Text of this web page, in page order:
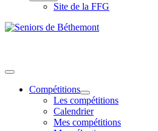
Site de la FFG
Compétitions
Les compétitions
Calendrier
Mes compétitions